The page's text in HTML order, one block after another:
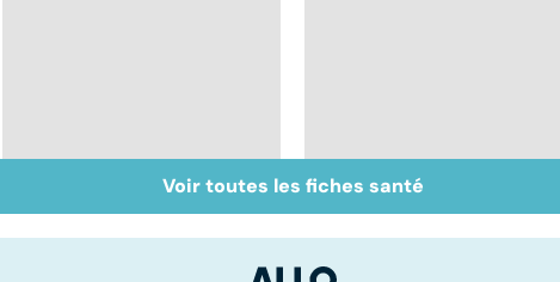
ménopause
Gynéco : un suivi
pour la vie
Voir toutes les fiches santé